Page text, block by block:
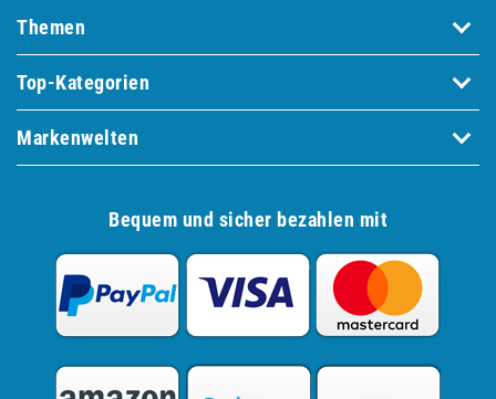
Themen
Top-Kategorien
Markenwelten
Bequem und sicher bezahlen mit